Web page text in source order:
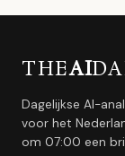
THEAI
Dagelijkse AI-
voor het
om 07:00 een